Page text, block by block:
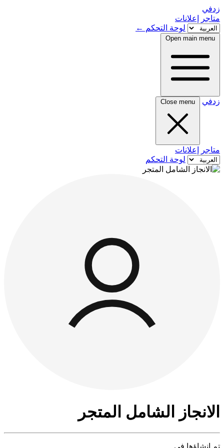
زدفي
متاجر
إعلانات
لوحة التحكم ←
Open main menu
زدفي Close menu
متاجر
إعلانات
لوحة التحكم
الانجاز الشامل المتجر
تم إنشاؤها في